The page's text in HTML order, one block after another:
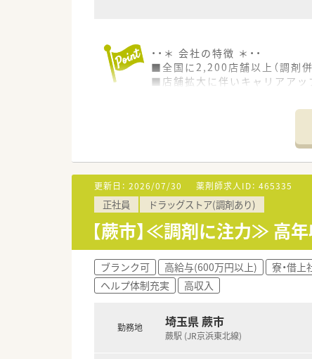
・・＊ 会社の特徴 ＊・・
■全国に2,200店舗以上（調剤
■店舗拡大に伴いキャリアアッ
■職種や職域に合わせ、豊富
■薬剤師が中心の会社だから
■店舗拡大に伴い、エリアマネ
■在宅や教育等の専門性を活
■その他にも、管理部門や商品
■在宅実施店舗は年々増加して
■育児休暇は3歳まで取得が可
■年間休日が120日とワークラ
■日用品から常備薬まで、従業
更新日： 2026/07/30 薬剤師求人ID： 465335
正社員 ドラッグストア(調剤あり)
【蕨市】≪調剤に注力≫ 高
ブランク可 高給与(600万円以上) 寮・借上
ヘルプ体制充実
高収入
勤務地 埼玉県 蕨市
蕨駅 (JR京浜東北線)